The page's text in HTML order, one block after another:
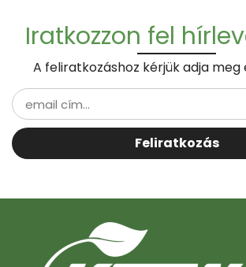
Iratkozzon fel
A feliratkozáshoz kérjük adja
Feliratkozás